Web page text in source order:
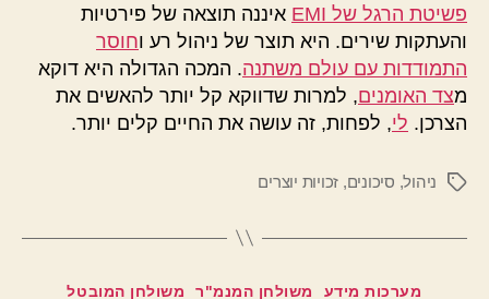
פשיטת הרגל של EMI
איננה תוצאה של פירטיות
והעתקות שירים. היא תוצר של ניהול רע וחוסר
התמודדות עם עולם משתנה. המכה הגדולה היא דוקא
מצד האומנים, למרות שדווקא קל יותר להאשים את
הצרכן. לי, לפחות, זה עושה את החיים קלים יותר.
תגיותניהול, סיכונים, זכויות יוצרים
קטגוריות מערכות מידע משולחן המנמ"ר משולחן המובטל